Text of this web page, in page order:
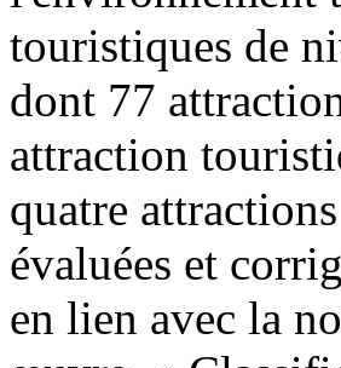
touristiques de
dont 77
attraction
quatre
évaluées et
en lien avec la